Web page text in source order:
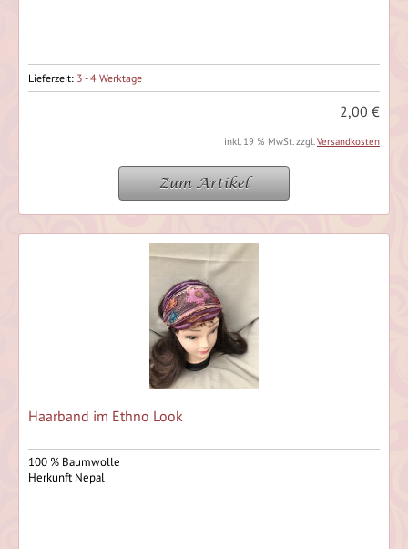
Lieferzeit: 3 - 4 Werktage
2,00 €
inkl. 19 % MwSt. zzgl.Versandkosten
Zum Artikel
Haarband im Ethno Look
100 % Baumwolle
Herkunft Nepal